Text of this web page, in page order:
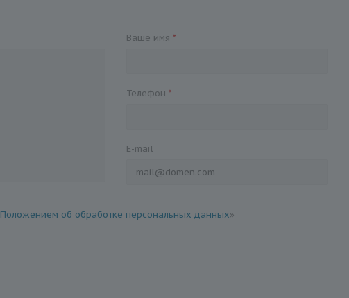
Ваше имя*
Телефон*
E-mail
Положением об обработке персональных данных»